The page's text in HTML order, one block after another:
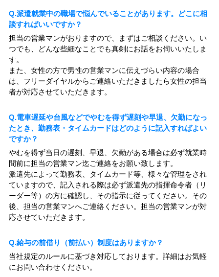
Q.派遣就業中の職場で悩んでいることがあります。どこに相
談すればいいですか？
担当の営業マンがおりますので、まずはご相談ください。い
つでも、どんな些細なことでも真剣にお話をお伺いいたしま
す。
また、女性の方で男性の営業マンに伝えづらい内容の場合
は、フリーダイヤルからご連絡いただきましたら女性の担当
者が対応させていただきます。
Q.電車遅延や台風などでやむを得ず遅刻や早退、欠勤になっ
たとき、勤務表・タイムカードはどのように記入すればよい
ですか？
やむを得ず当日の遅刻、早退、欠勤がある場合は必ず就業時
間前に担当の営業マン迄ご連絡をお願い致します。
派遣先によって勤務表、タイムカード等、様々な管理をされ
ていますので、記入される際は必ず派遣先の指揮命令者（リ
ーダー等）の方に確認し、その指示に従ってください。その
後、担当の営業マンへご連絡ください。担当の営業マンが対
応させていただきます。
Q.給与の前借り（前払い）制度はありますか？
当社規定のルールに基づき対応しております。詳細はお気軽
にお問い合わせください。